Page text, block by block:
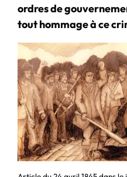
ordres de
tout hommage à ce